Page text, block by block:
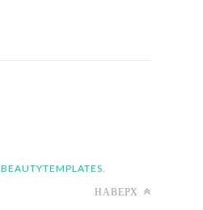
BEAUTYTEMPLATES.
НАВЕРХ